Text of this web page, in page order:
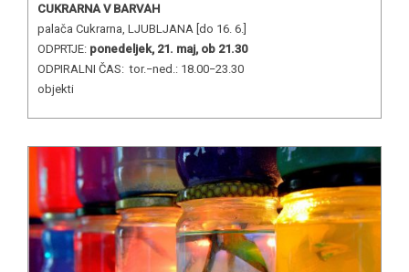
CUKRARNA V BARVAH
palača Cukrarna, LJUBLJANA [do 16. 6.]
ODPRTJE: ponedeljek, 21. maj, ob 21.30
ODPIRALNI ČAS: tor.−ned.: 18.00−23.30
objekti